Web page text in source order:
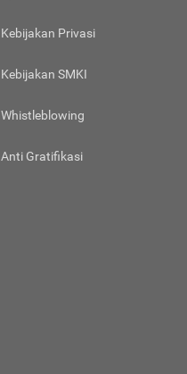
Kebijakan Privasi
Kebijakan SMKI
Whistleblowing
Anti Gratifikasi